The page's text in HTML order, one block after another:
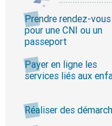
Prendre rendez-vous
pour une CNI ou un
passeport
Payer en ligne les
services liés aux
Réaliser des